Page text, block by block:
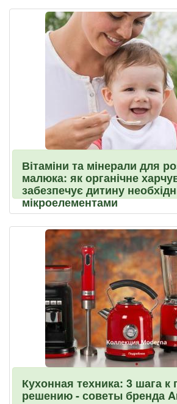
Вітаміни та мінерали для
малюка: як органічне
забезпечує дитину
мікроелементами
Кухонная техника: 3 шага
решению - советы бренда